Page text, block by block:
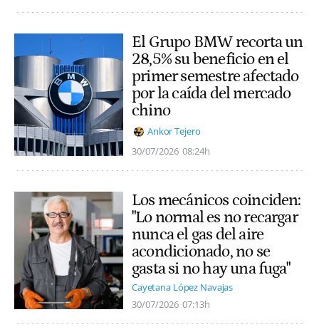
El Grupo BMW recorta un
28,5% su beneficio en el
primer semestre afectado
por la caída del mercado
chino
Ankor Tejero
30/07/2026 08:24h
Los mecánicos coinciden:
"Lo normal es no recargar
nunca el gas del aire
acondicionado, no se
gasta si no hay una fuga"
Cayetana López Navajas
30/07/2026 07:13h